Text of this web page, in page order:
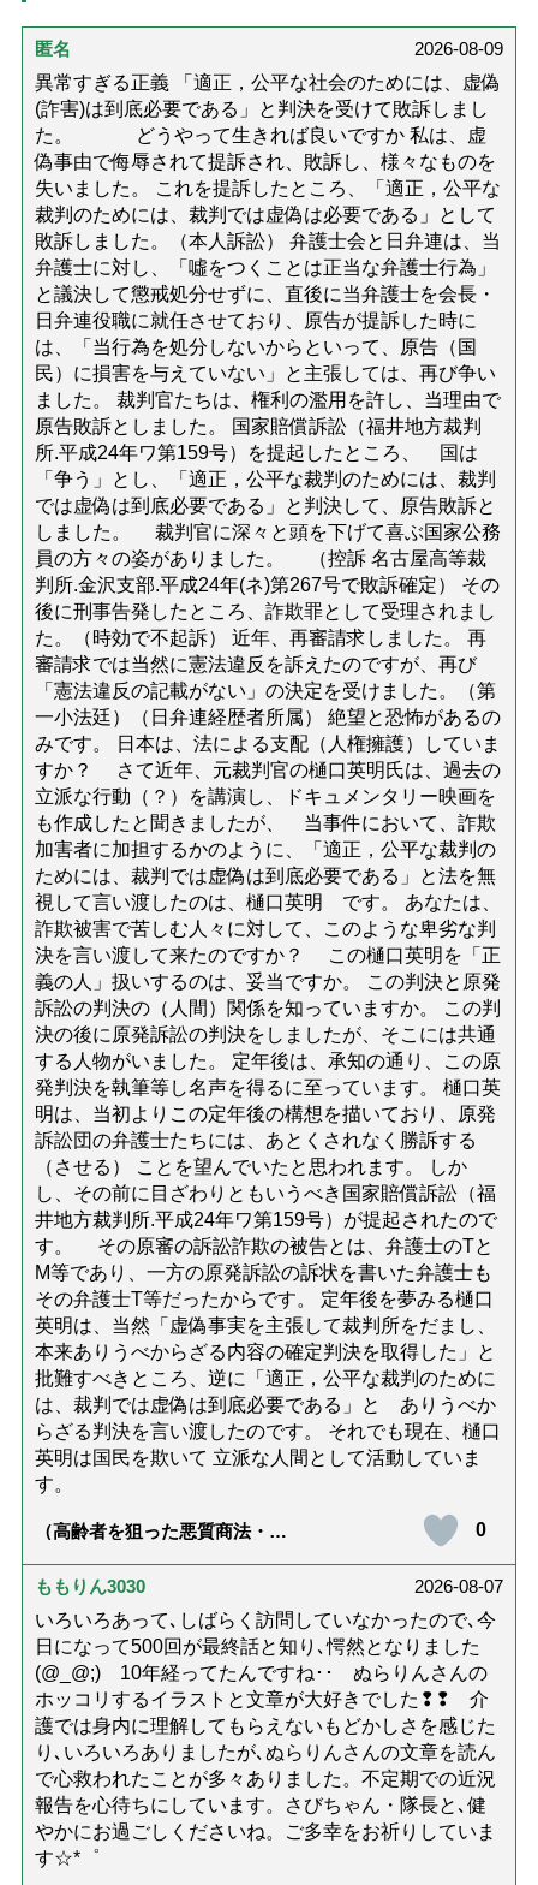
匿名
2026-08-09
異常すぎる正義 「適正，公平な社会のためには、虚偽
(詐害)は到底必要である」と判決を受けて敗訴しまし
た。 どうやって生きれば良いですか 私は、虚
偽事由で侮辱されて提訴され、敗訴し、様々なものを
失いました。 これを提訴したところ、「適正，公平な
裁判のためには、裁判では虚偽は必要である」として
敗訴しました。（本人訴訟） 弁護士会と日弁連は、当
弁護士に対し、「噓をつくことは正当な弁護士行為」
と議決して懲戒処分せずに、直後に当弁護士を会長・
日弁連役職に就任させており、原告が提訴した時に
は、「当行為を処分しないからといって、原告（国
民）に損害を与えていない」と主張しては、再び争い
ました。 裁判官たちは、権利の濫用を許し、当理由で
原告敗訴としました。 国家賠償訴訟（福井地方裁判
所.平成24年ワ第159号）を提起したところ、 国は
「争う」とし、「適正，公平な裁判のためには、裁判
では虚偽は到底必要である」と判決して、原告敗訴と
しました。 裁判官に深々と頭を下げて喜ぶ国家公務
員の方々の姿がありました。 （控訴 名古屋高等裁
判所.金沢支部.平成24年(ネ)第267号で敗訴確定） その
後に刑事告発したところ、詐欺罪として受理されまし
た。（時効で不起訴） 近年、再審請求しました。 再
審請求では当然に憲法違反を訴えたのですが、再び
「憲法違反の記載がない」の決定を受けました。（第
一小法廷）（日弁連経歴者所属） 絶望と恐怖があるの
みです。 日本は、法による支配（人権擁護）していま
すか？ さて近年、元裁判官の樋口英明氏は、過去の
立派な行動（？）を講演し、ドキュメンタリー映画を
も作成したと聞きましたが、 当事件において、詐欺
加害者に加担するかのように、「適正，公平な裁判の
ためには、裁判では虚偽は到底必要である」と法を無
視して言い渡したのは、樋口英明 です。 あなたは、
詐欺被害で苦しむ人々に対して、このような卑劣な判
決を言い渡して来たのですか？ この樋口英明を「正
義の人」扱いするのは、妥当ですか。 この判決と原発
訴訟の判決の（人間）関係を知っていますか。 この判
決の後に原発訴訟の判決をしましたが、そこには共通
する人物がいました。 定年後は、承知の通り、この原
発判決を執筆等し名声を得るに至っています。 樋口英
明は、当初よりこの定年後の構想を描いており、原発
訴訟団の弁護士たちには、あとくされなく勝訴する
（させる） ことを望んでいたと思われます。 しか
し、その前に目ざわりともいうべき国家賠償訴訟（福
井地方裁判所.平成24年ワ第159号）が提起されたので
す。 その原審の訴訟詐欺の被告とは、弁護士のTと
M等であり、一方の原発訴訟の訴状を書いた弁護士も
その弁護士T等だったからです。 定年後を夢みる樋口
英明は、当然「虚偽事実を主張して裁判所をだまし、
本来ありうべからざる内容の確定判決を取得した」と
批難すべきところ、逆に「適正，公平な裁判のために
は、裁判では虚偽は到底必要である」と ありうべか
らざる判決を言い渡したのです。 それでも現在、樋口
英明は国民を欺いて 立派な人間として活動していま
す。
（高齢者を狙った悪質商法・訪
ないための4つの対策「騙されや
すい人の特徴は？」【社会福祉
0
ももりん3030
2026-08-07
いろいろあって､しばらく訪問していなかったので､今
日になって500回が最終話と知り､愕然となりました
(@_@;) 10年経ってたんですね･･ ぬらりんさんの
ホッコリするイラストと文章が大好きでした❢❢ 介
護では身内に理解してもらえないもどかしさを感じた
り､いろいろありましたが､ぬらりんさんの文章を読ん
で心救われたことが多々ありました。不定期での近況
報告を心待ちにしています。さびちゃん・隊長と､健
やかにお過ごしくださいね。ご多幸をお祈りしていま
す☆*゜